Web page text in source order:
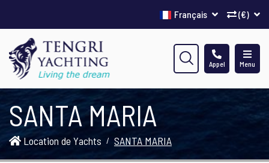
(€)
Français
Menu
Appel
SANTA MARIA
Location de Yachts SANTA MARIA